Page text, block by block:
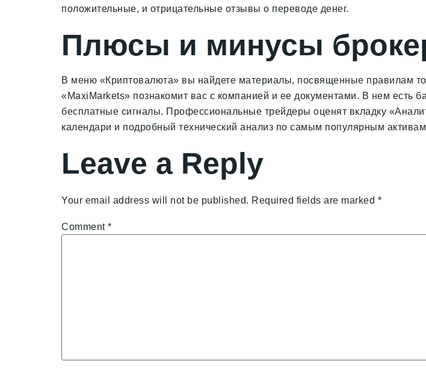
положительные, и отрицательные отзывы о переводе денег.
Плюсы и минусы
В меню «Криптовалюта» вы найдете материалы, посвященные правилам
«MaxiMarkets» познакомит вас с компанией и ее документами. В нем есть
бесплатные сигналы. Профессиональные трейдеры оценят вкладку
календари и подробный технический анализ по самым популярным
Leave a Reply
Your email address will not be published. Required fields are marked *
Comment *